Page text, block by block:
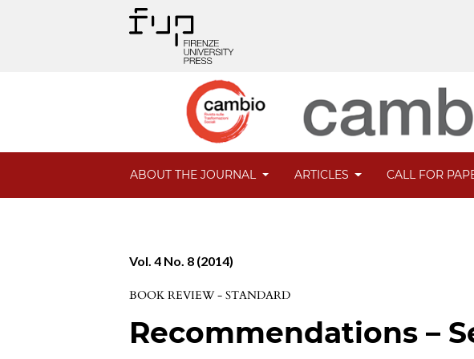
ABOUT THE JOURNAL ARTICLES CALL FOR
Vol. 4 No. 8 (2014)
BOOK REVIEW - STANDARD
Recommendations –